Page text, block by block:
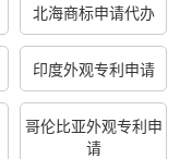
北海商标申请代办
印度外观专利申请
哥伦比亚外观专利申
请